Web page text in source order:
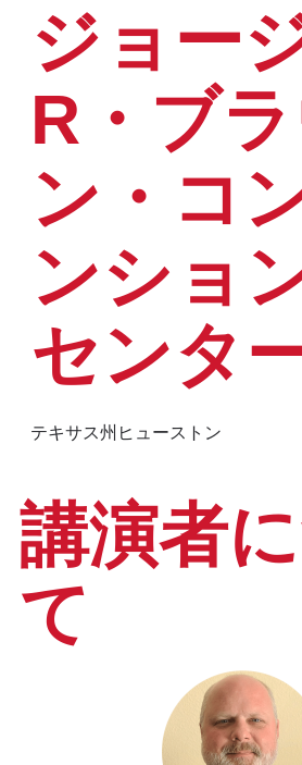
ジョー
R・ブ
ン・コ
ンショ
センタ
テキサス州ヒューストン
講演者
て